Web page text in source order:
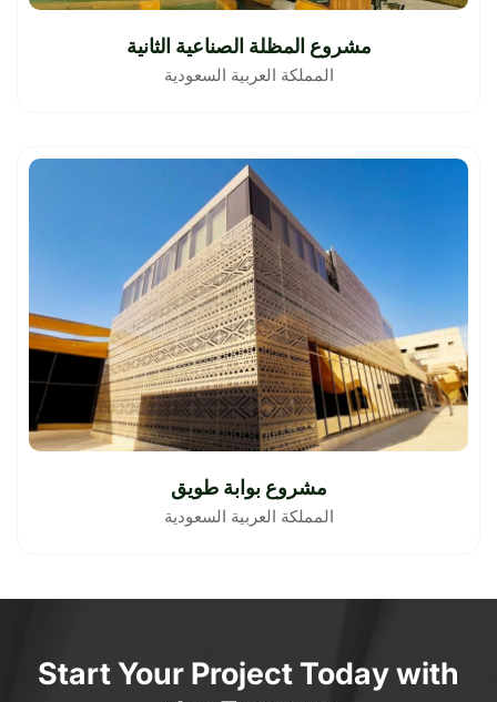
مشروع المظلة الصناعية الثانية
المملكة العربية السعودية
مشروع بوابة طويق
المملكة العربية السعودية
Start Your Project Today with